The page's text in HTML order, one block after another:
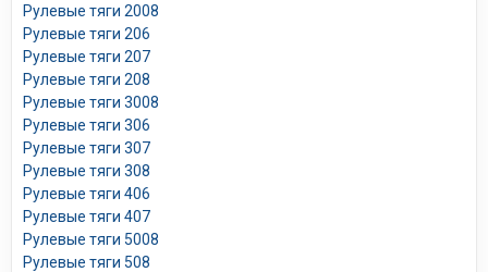
Рулевые тяги 2008
Рулевые тяги 206
Рулевые тяги 207
Рулевые тяги 208
Рулевые тяги 3008
Рулевые тяги 306
Рулевые тяги 307
Рулевые тяги 308
Рулевые тяги 406
Рулевые тяги 407
Рулевые тяги 5008
Рулевые тяги 508